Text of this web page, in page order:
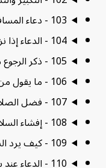
103 - دعاء المسافر إذا أسحر
104 - الدعاء إذا نزل منزلًا في سفر أو غيره
105 - ذكر الرجوع من السفر
106 - ما يقول من أتاه أمر يسره أو يكرهه
107 - فضل الصلاة على النبي صلى الله عليه وسلم
108 - إفشاء السلام
109 - كيف يرد السلام على الكافر إذا سلم
110 - الدعاء عند سماع صياح الديك ونهيق الحمار